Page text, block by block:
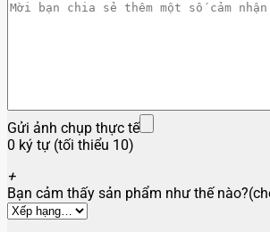
Gửi ảnh chụp thực tế
0 ký tự (tối thiểu 10)
+
Bạn cảm thấy sản phẩm như thế